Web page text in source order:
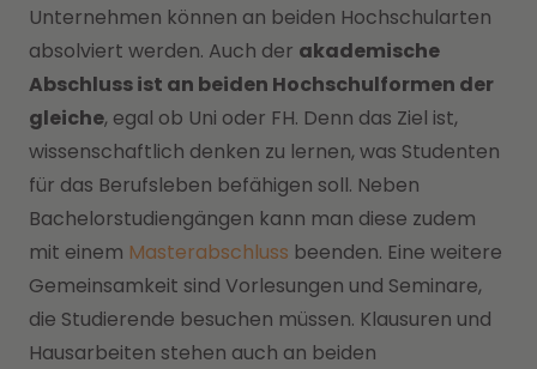
Unternehmen können an beiden Hochschularten
absolviert werden. Auch der akademische
Abschluss ist an beiden Hochschulformen der
gleiche, egal ob Uni oder FH. Denn das Ziel ist,
wissenschaftlich denken zu lernen, was Studenten
für das Berufsleben befähigen soll. Neben
Bachelorstudiengängen kann man diese zudem
mit einem Masterabschluss beenden. Eine weitere
Gemeinsamkeit sind Vorlesungen und Seminare,
die Studierende besuchen müssen. Klausuren und
Hausarbeiten stehen auch an beiden